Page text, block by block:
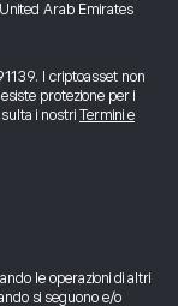
Arab Emirates
I criptoasset non
protezione per i
i nostri Termini e
le operazioni di altri
si seguono e/o